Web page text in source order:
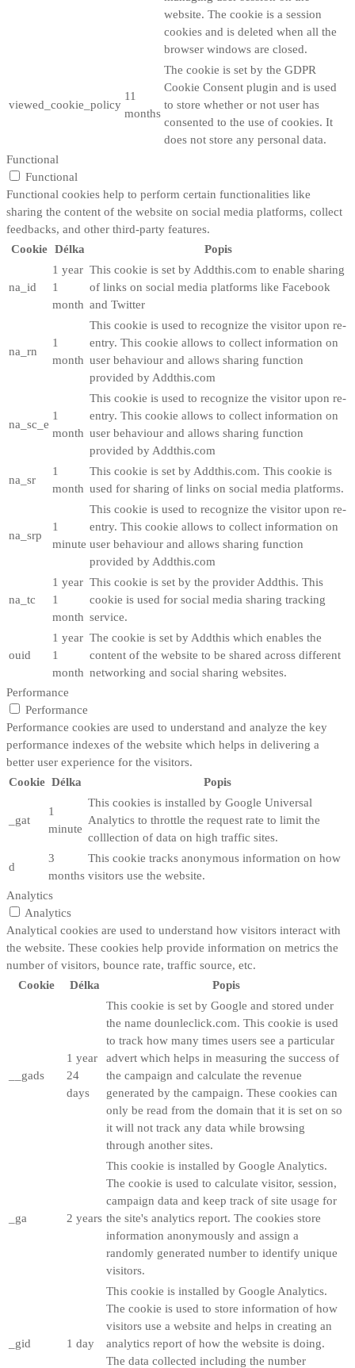
website. The cookie is a session
cookies and is deleted when all the
browser windows are closed.
viewed_cookie_policy
11
months
The cookie is set by the GDPR
Cookie Consent plugin and is used
to store whether or not user has
consented to the use of cookies. It
does not store any personal data.
Functional
Functional
Functional cookies help to perform certain functionalities like
sharing the content of the website on social media platforms, collect
feedbacks, and other third-party features.
Cookie Délka Popis
na_id
1 year
1
month
This cookie is set by Addthis.com to enable sharing
of links on social media platforms like Facebook
and Twitter
na_rn
1
month
This cookie is used to recognize the visitor upon re-
entry. This cookie allows to collect information on
user behaviour and allows sharing function
provided by Addthis.com
na_sc_e
1
month
This cookie is used to recognize the visitor upon re-
entry. This cookie allows to collect information on
user behaviour and allows sharing function
provided by Addthis.com
na_sr
1
month
This cookie is set by Addthis.com. This cookie is
used for sharing of links on social media platforms.
na_srp
1
minute
This cookie is used to recognize the visitor upon re-
entry. This cookie allows to collect information on
user behaviour and allows sharing function
provided by Addthis.com
na_tc
1 year
1
month
This cookie is set by the provider Addthis. This
cookie is used for social media sharing tracking
service.
ouid
1 year
1
month
The cookie is set by Addthis which enables the
content of the website to be shared across different
networking and social sharing websites.
Performance
Performance
Performance cookies are used to understand and analyze the key
performance indexes of the website which helps in delivering a
better user experience for the visitors.
Cookie Délka Popis
_gat
1
minute
This cookies is installed by Google Universal
Analytics to throttle the request rate to limit the
colllection of data on high traffic sites.
d
3
months
This cookie tracks anonymous information on how
visitors use the website.
Analytics
Analytics
Analytical cookies are used to understand how visitors interact with
the website. These cookies help provide information on metrics the
number of visitors, bounce rate, traffic source, etc.
Cookie
Délka Popis
__gads
1 year
24
days
This cookie is set by Google and stored under
the name dounleclick.com. This cookie is used
to track how many times users see a particular
advert which helps in measuring the success of
the campaign and calculate the revenue
generated by the campaign. These cookies can
only be read from the domain that it is set on so
it will not track any data while browsing
through another sites.
_ga 2 years
This cookie is installed by Google Analytics.
The cookie is used to calculate visitor, session,
campaign data and keep track of site usage for
the site's analytics report. The cookies store
information anonymously and assign a
randomly generated number to identify unique
visitors.
_gid 1 day
This cookie is installed by Google Analytics.
The cookie is used to store information of how
visitors use a website and helps in creating an
analytics report of how the website is doing.
The data collected including the number